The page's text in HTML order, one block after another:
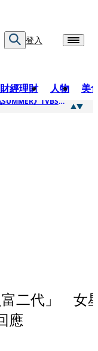
登入
財經理財 人物 美
邊看偶像邊拚韓國行 《2026 SBS歌謠大戰SUMMER》TVBS直播祭追星福利
富二代」 女
應